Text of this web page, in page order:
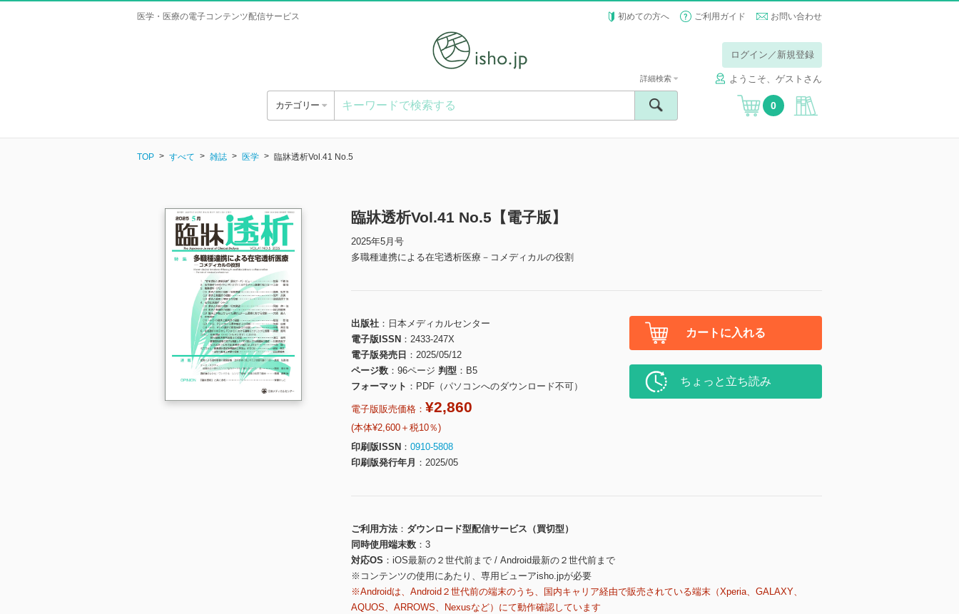
医学・医療の電子コンテンツ配信サービス 初めての方へ ご利用ガイド お問い合わせ
ログイン／新規登録
ようこそ、ゲストさん
カテゴリー
詳細検索
0
TOP すべて 雑誌 医学 臨牀透析Vol.41 No.5
臨牀透析Vol.41 No.5【電子版】
2025年5月号
多職種連携による在宅透析医療－コメディカルの役割
出版社
日本メディカルセンター
電子版ISSN
2433-247X
電子版発売日
2025/05/12
ページ数
96ページ 判型
B5
フォーマット
PDF（パソコンへのダウンロード不可）
電子版販売価格： ¥2,860
(本体¥2,600＋税10％)
印刷版ISSN
0910-5808
印刷版発行年月
2025/05
カートに入れる
ちょっと立ち読み
ご利用方法
ダウンロード型配信サービス（買切型）
同時使用端末数
3
対応OS
iOS最新の２世代前まで / Android最新の２世代前まで
※コンテンツの使用にあたり、専用ビューアisho.jpが必要
※Androidは、Android２世代前の端末のうち、国内キャリア経由で販売されている端末（Xperia、GALAXY、
AQUOS、ARROWS、Nexusなど）にて動作確認しています